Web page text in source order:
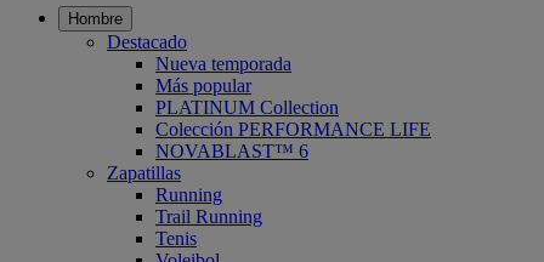
Hombre
Destacado
Nueva temporada
Más popular
PLATINUM Collection
Colección PERFORMANCE LIFE
NOVABLAST™ 6
Zapatillas
Running
Trail Running
Tenis